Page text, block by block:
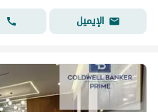
الإيميل